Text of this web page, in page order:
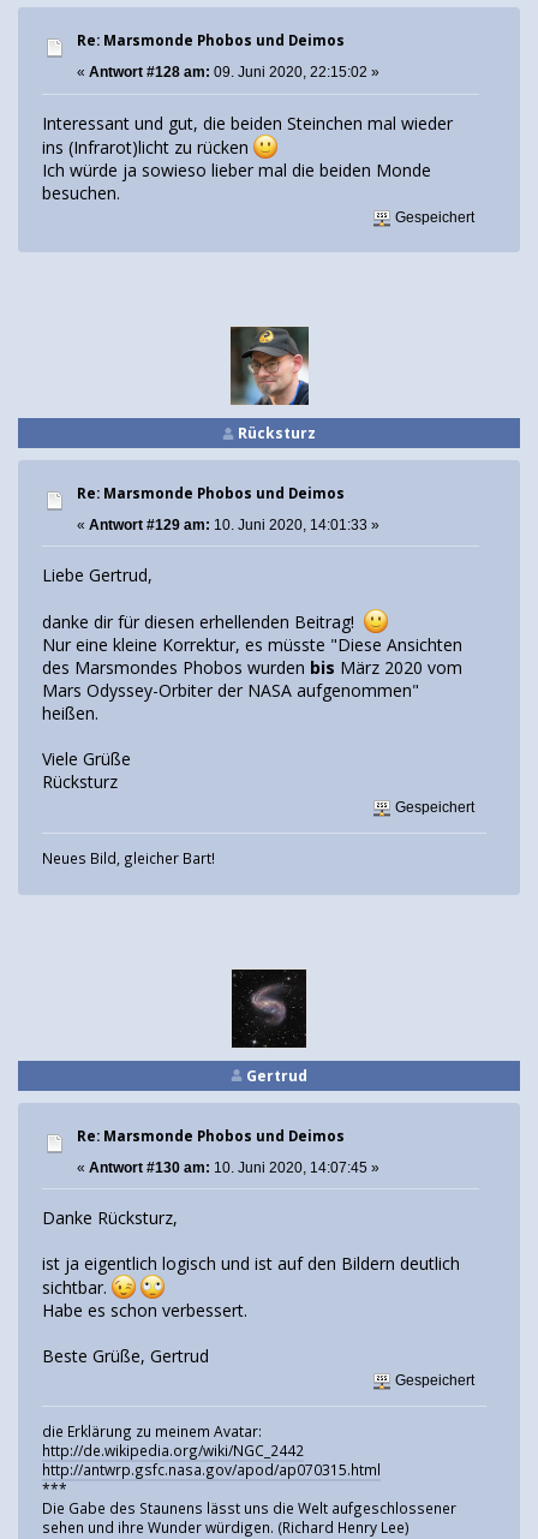
Re: Marsmonde Phobos und Deimos
« Antwort #128 am: 09. Juni 2020, 22:15:02 »
Interessant und gut, die beiden Steinchen mal wieder
ins (Infrarot)licht zu rücken
Ich würde ja sowieso lieber mal die beiden Monde
besuchen.
Gespeichert
Rücksturz
Re: Marsmonde Phobos und Deimos
« Antwort #129 am: 10. Juni 2020, 14:01:33 »
Liebe Gertrud,
danke dir für diesen erhellenden Beitrag!
Nur eine kleine Korrektur, es müsste "Diese Ansichten
des Marsmondes Phobos wurden bis März 2020 vom
Mars Odyssey-Orbiter der NASA aufgenommen"
heißen.
Viele Grüße
Rücksturz
Gespeichert
Neues Bild, gleicher Bart!
Gertrud
Re: Marsmonde Phobos und Deimos
« Antwort #130 am: 10. Juni 2020, 14:07:45 »
Danke Rücksturz,
ist ja eigentlich logisch und ist auf den Bildern deutlich
sichtbar.
Habe es schon verbessert.
Beste Grüße, Gertrud
Gespeichert
die Erklärung zu meinem Avatar:
http://de.wikipedia.org/wiki/NGC_2442
http://antwrp.gsfc.nasa.gov/apod/ap070315.html
***
Die Gabe des Staunens lässt uns die Welt aufgeschlossener
sehen und ihre Wunder würdigen. (Richard Henry Lee)